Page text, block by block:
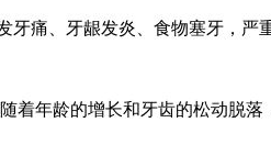
牙痛、牙龈发炎、食物塞牙，
着年龄的增长和牙齿的松动脱